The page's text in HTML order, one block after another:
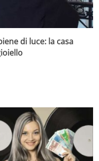
di luce: la casa